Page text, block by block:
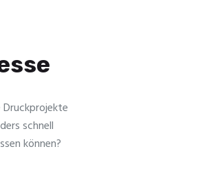
schnell
können?